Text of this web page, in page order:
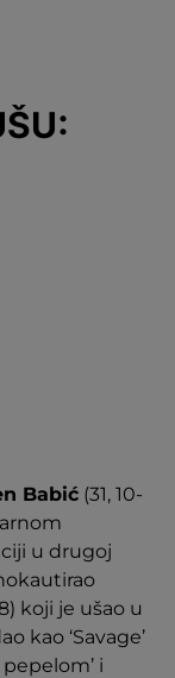
Babić (31, 10-
u drugoj
8) koji je ušao u
kao ‘Savage’
i